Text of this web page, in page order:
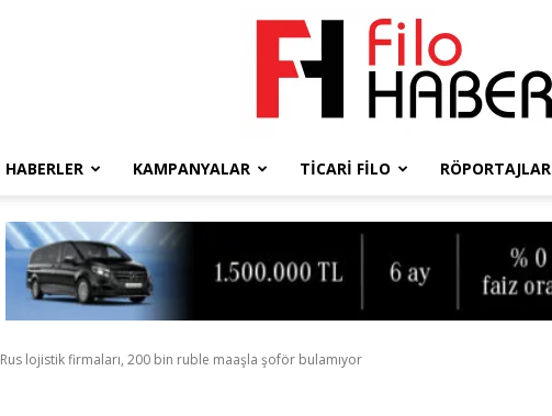
HABERLER KAMPANYALAR TICARI FILO RÖPORTAJLAR
Rus lojistik firmaları, 200 bin ruble maaşla şoför bulamıyor